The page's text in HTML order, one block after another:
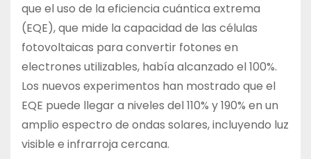
que el uso de la eficiencia cuántica extrema
(EQE), que mide la capacidad de las células
fotovoltaicas para convertir fotones en
electrones utilizables, había alcanzado el 100%.
Los nuevos experimentos han mostrado que el
EQE puede llegar a niveles del 110% y 190% en un
amplio espectro de ondas solares, incluyendo luz
visible e infrarroja cercana.